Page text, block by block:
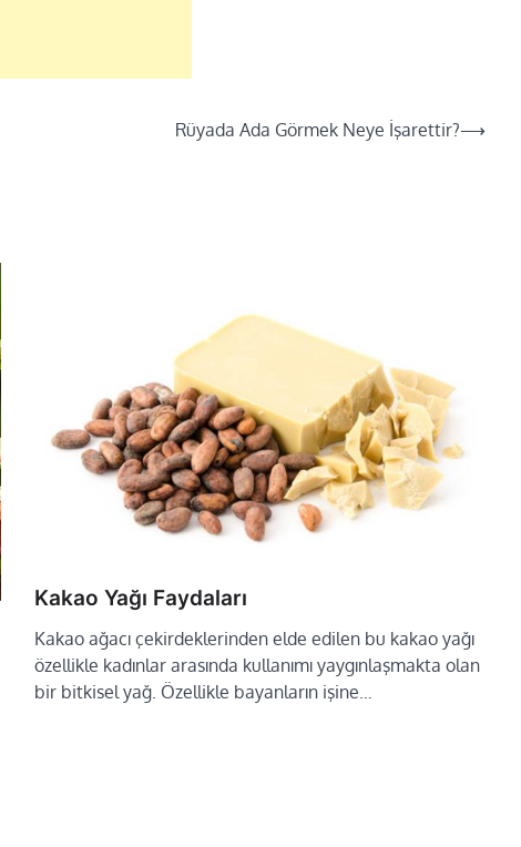
Rüyada Ada Görmek Neye İşarettir?⟶
Kakao Yağı Faydaları
Kakao ağacı çekirdeklerinden elde edilen bu kakao yağı
özellikle kadınlar arasında kullanımı yaygınlaşmakta olan
bir bitkisel yağ. Özellikle bayanların işine…